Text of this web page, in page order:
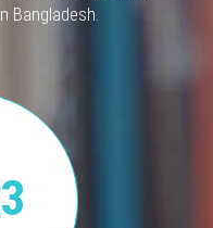
Bangladesh.